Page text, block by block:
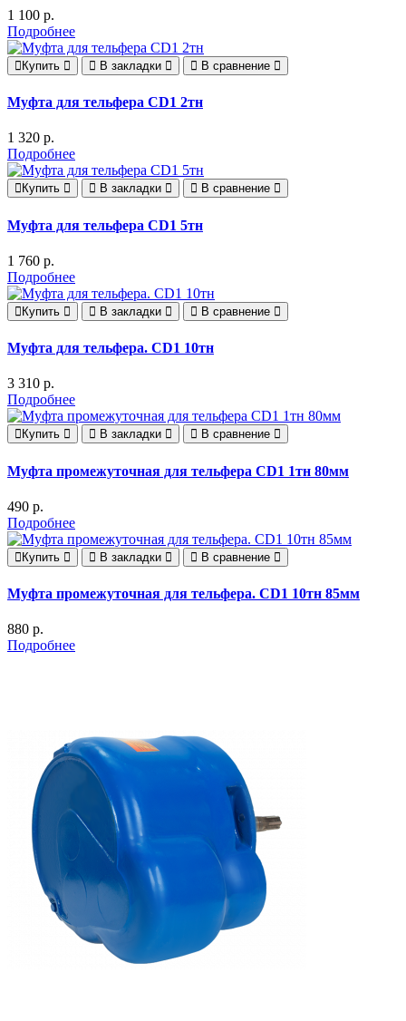
1 100 р.
Подробнее
Купить В закладки В сравнение
Муфта для тельфера CD1 2тн
1 320 р.
Подробнее
Купить В закладки В сравнение
Муфта для тельфера CD1 5тн
1 760 р.
Подробнее
Купить В закладки В сравнение
Муфта для тельфера. CD1 10тн
3 310 р.
Подробнее
Купить В закладки В сравнение
Муфта промежуточная для тельфера CD1 1тн 80мм
490 р.
Подробнее
Купить В закладки В сравнение
Муфта промежуточная для тельфера. CD1 10тн 85мм
880 р.
Подробнее